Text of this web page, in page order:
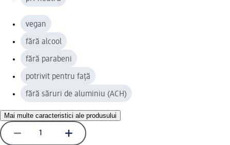
vegan
fără alcool
fără parabeni
potrivit pentru față
fără săruri de aluminiu (ACH)
Mai multe caracteristici ale produsului